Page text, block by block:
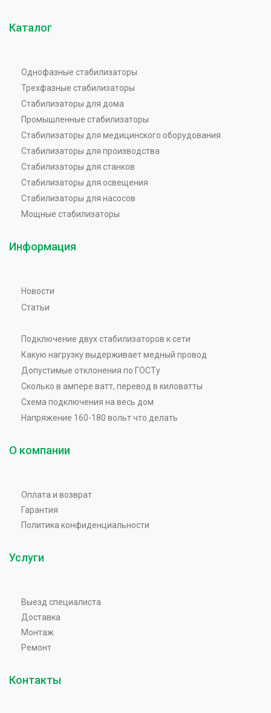
Каталог
Однофазные стабилизаторы
Трехфазные стабилизаторы
Стабилизаторы для дома
Промышленные стабилизаторы
Стабилизаторы для медицинского оборудования
Стабилизаторы для производства
Стабилизаторы для станков
Стабилизаторы для освещения
Стабилизаторы для насосов
Мощные стабилизаторы
Информация
Новости
Статьи
Подключение двух стабилизаторов к сети
Какую нагрузку выдерживает медный провод
Допустимые отклонения по ГОСТу
Сколько в ампере ватт, перевод в киловатты
Схема подключения на весь дом
Напряжение 160-180 вольт что делать
О компании
Оплата и возврат
Гарантия
Политика конфиденциальности
Услуги
Выезд специалиста
Доставка
Монтаж
Ремонт
Контакты